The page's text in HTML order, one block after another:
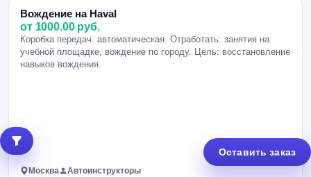
Вождение на Haval
от 1000.00 руб.
Коробка передач: автоматическая. Отработать: занятия на
учебной площадке, вождение по городу. Цель: восстановление
навыков вождения.
Москва Автоинструкторы
Оставить заказ